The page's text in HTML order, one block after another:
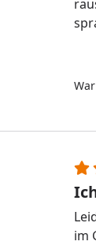
im